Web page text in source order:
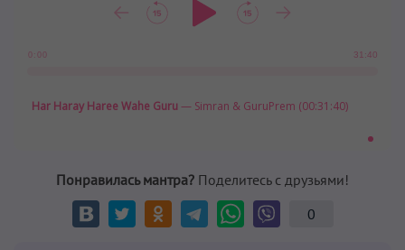
0:00 31:40
Har Haray Haree Wahe Guru— Simran & GuruPrem (00:31:40)
Понравилась мантра? Поделитесь с друзьями!
0